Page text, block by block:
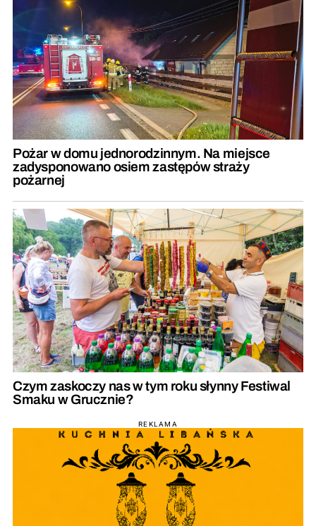
Pożar w domu jednorodzinnym. Na miejsce
zadysponowano osiem zastępów straży
pożarnej
Czym zaskoczy nas w tym roku słynny Festiwal
Smaku w Grucznie?
REKLAMA